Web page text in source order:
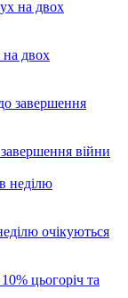
на двох
війни
очікуються